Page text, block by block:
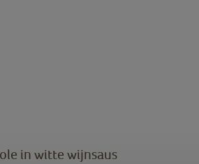
in witte wijnsaus